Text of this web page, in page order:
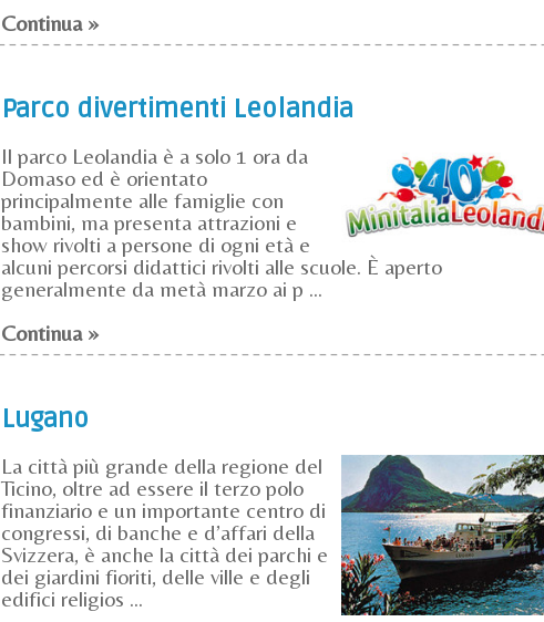
Continua »
Parco divertimenti Leolandia
Il parco Leolandia è a solo 1 ora da
Domaso ed è orientato
principalmente alle famiglie con
bambini, ma presenta attrazioni e
show rivolti a persone di ogni età e
alcuni percorsi didattici rivolti alle scuole. È aperto
generalmente da metà marzo ai p ...
Continua »
Lugano
La città più grande della regione del
Ticino, oltre ad essere il terzo polo
finanziario e un importante centro di
congressi, di banche e d’affari della
Svizzera, è anche la città dei parchi e
dei giardini fioriti, delle ville e degli
edifici religios ...